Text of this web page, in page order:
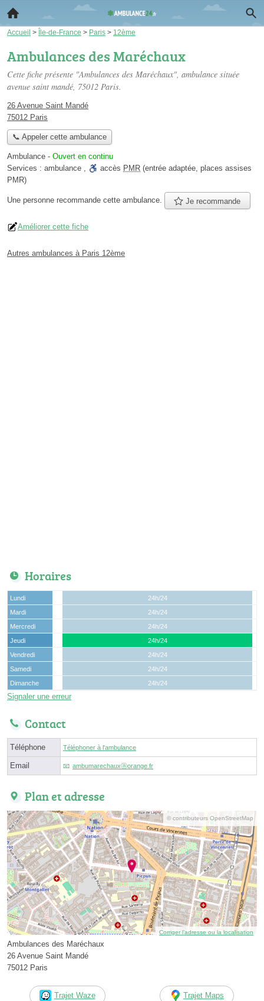
Accueil > Île-de-France > Paris > 12ème
Ambulances des Maréchaux
Cette fiche présente "Ambulances des Maréchaux", ambulance située
avenue saint mandé, 75012 Paris.
26 Avenue Saint Mandé
75012 Paris
📞 Appeler cette ambulance
Ambulance - Ouvert en continu
Services : ambulance , accès PMR (entrée adaptée, places assises
PMR)
Une personne recommande cette ambulance. Je recommande
Améliorer cette fiche
Autres ambulances à Paris 12ème
Horaires
Lundi
24h/24
Mardi
24h/24
Mercredi
24h/24
Jeudi
24h/24
Vendredi
24h/24
Samedi
24h/24
Dimanche
24h/24
Signaler une erreur
Contact
Téléphone Téléphoner à l'ambulance
Email ambumarechauxⓐorange.fr
Plan et adresse
© contributeurs OpenStreetMap
Corriger l’adresse ou la localisation
Ambulances des Maréchaux
26 Avenue Saint Mandé
75012 Paris
Trajet Waze Trajet Maps